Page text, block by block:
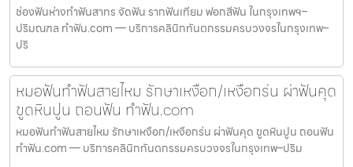
ช่องฟันห่างทำฟันสาทร จัดฟัน รากฟันเทียม ฟอกสีฟัน ในกรุงเทพฯ–
ปริมณฑล ทำฟัน.com — บริการคลินิกทันตกรรมครบวงจรในกรุงเทพ–
ปริ
หมอฟันทำฟันสายไหม รักษาเหงือก/เหงือกร่น ผ่าฟันคุด
ขูดหินปูน ถอนฟัน ทำฟัน.com
หมอฟันทำฟันสายไหม รักษาเหงือก/เหงือกร่น ผ่าฟันคุด ขูดหินปูน ถอนฟัน
ทำฟัน.com — บริการคลินิกทันตกรรมครบวงจรในกรุงเทพ–ปริม